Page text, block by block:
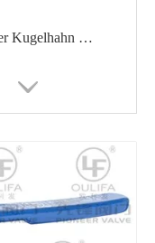
3-teiliger Kugelhahn mit Stumpfschweißung Q61F